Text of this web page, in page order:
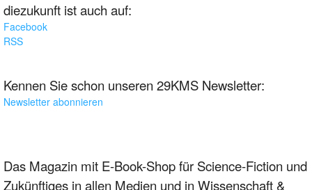
diezukunft ist auch auf:
Facebook
RSS
Kennen Sie schon unseren 29KMS Newsletter:
Newsletter abonnieren
Das Magazin mit E-Book-Shop für Science-Fiction und
Zukünftiges in allen Medien und in Wissenschaft &